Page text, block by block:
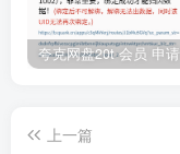
夸克网盘20t 会员 申请
上一篇